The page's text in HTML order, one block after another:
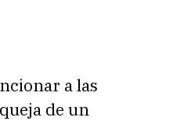
a las
de un